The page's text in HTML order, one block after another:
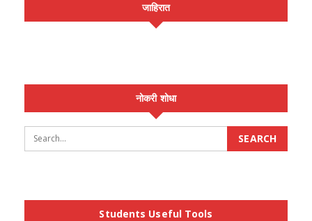
जाहिरात
नोकरी शोधा
Students Useful Tools